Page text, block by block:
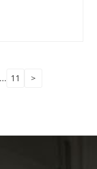
... 11 >